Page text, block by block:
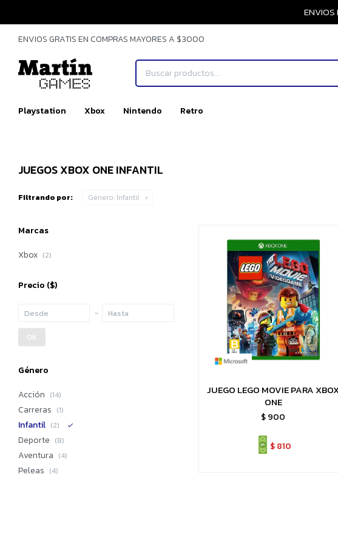
ENVIOS
Playstation Xbox Nintendo Retro
ENVIOS GRATIS EN COMPRAS MAYORES A $3000
JUEGOS XBOX ONE INFANTIL
Filtrando por: Género: Infantil
JUEGO LEGO MOVIE PARA
ONE
$900
$ 810
Marcas
Xbox (2)
Precio ($)
OK
Género
Acción (14)
Carreras (1)
Infantil (2)
Deporte (8)
Aventura (4)
Peleas (4)